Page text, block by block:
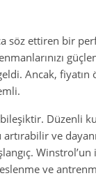
söz ettiren bir
Ancak,
Düzenli
ve
ve